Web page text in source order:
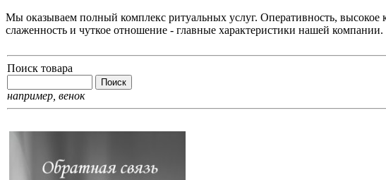
Мы оказываем полный комплекс ритуальных услуг. Оперативность, высокое
слаженность и чуткое отношение - главные характеристики нашей компании.
Поиск товара
например, венок